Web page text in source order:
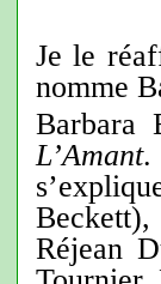
Je le
nomme
Barbara
L’Amant.
Réjean